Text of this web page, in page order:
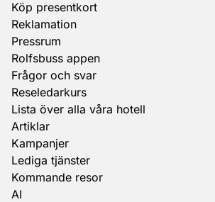
Köp presentkort
Reklamation
Pressrum
Rolfsbuss appen
Frågor och svar
Reseledarkurs
Lista över alla våra hotell
Artiklar
Kampanjer
Lediga tjänster
Kommande resor
AI